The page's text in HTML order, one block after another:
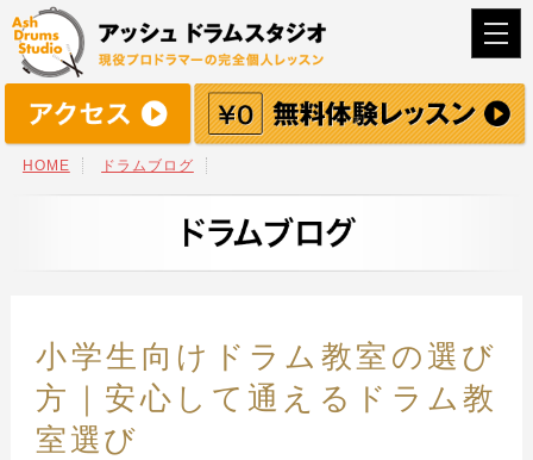
HOME ドラムブログ
小学生向けドラム教室の選び
方｜安心して通えるドラム教
室選び